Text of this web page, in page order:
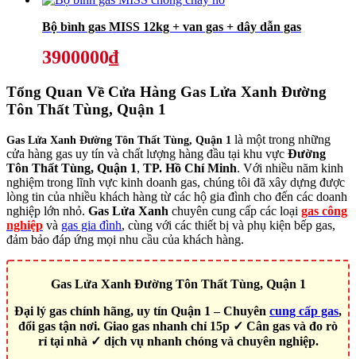
Bộ bình gas MISS 12kg + van gas + dây dẫn gas
3900000₫
Tổng Quan Về Cửa Hàng Gas Lửa Xanh Đường
Tôn Thất Tùng, Quận 1
Gas Lửa Xanh Đường Tôn Thất Tùng, Quận 1 là một trong những
cửa hàng gas uy tín và chất lượng hàng đầu tại khu vực Đường
Tôn Thất Tùng, Quận 1, TP. Hồ Chí Minh. Với nhiều năm kinh
nghiệm trong lĩnh vực kinh doanh gas, chúng tôi đã xây dựng được
lòng tin của nhiều khách hàng từ các hộ gia đình cho đến các doanh
nghiệp lớn nhỏ. Gas Lửa Xanh chuyên cung cấp các loại gas công
nghiệp và gas gia đình, cùng với các thiết bị và phụ kiện bếp gas,
đảm bảo đáp ứng mọi nhu cầu của khách hàng.
Gas Lửa Xanh Đường Tôn Thất Tùng, Quận 1
Đại lý gas chính hãng, uy tín Quận 1 – Chuyên cung cấp gas,
đổi gas tận nơi. Giao gas nhanh chỉ 15p ✓ Cân gas và đo rò
rỉ tại nhà ✓ dịch vụ nhanh chóng và chuyên nghiệp.